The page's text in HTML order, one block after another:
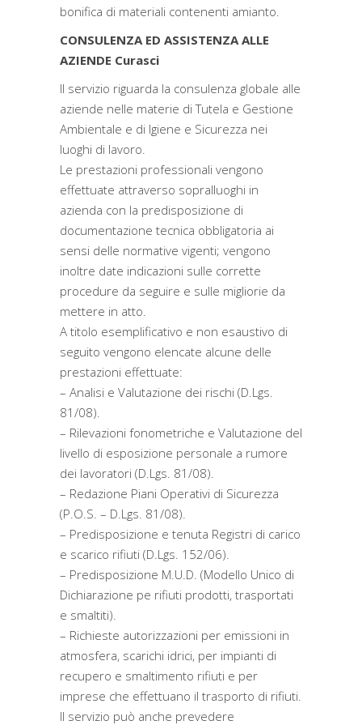
bonifica di materiali contenenti amianto.
CONSULENZA ED ASSISTENZA ALLE
AZIENDE Curasci
Il servizio riguarda la consulenza globale alle
aziende nelle materie di Tutela e Gestione
Ambientale e di Igiene e Sicurezza nei
luoghi di lavoro.
Le prestazioni professionali vengono
effettuate attraverso sopralluoghi in
azienda con la predisposizione di
documentazione tecnica obbligatoria ai
sensi delle normative vigenti; vengono
inoltre date indicazioni sulle corrette
procedure da seguire e sulle migliorie da
mettere in atto.
A titolo esemplificativo e non esaustivo di
seguito vengono elencate alcune delle
prestazioni effettuate:
– Analisi e Valutazione dei rischi (D.Lgs.
81/08).
– Rilevazioni fonometriche e Valutazione del
livello di esposizione personale a rumore
dei lavoratori (D.Lgs. 81/08).
– Redazione Piani Operativi di Sicurezza
(P.O.S. – D.Lgs. 81/08).
– Predisposizione e tenuta Registri di carico
e scarico rifiuti (D.Lgs. 152/06).
– Predisposizione M.U.D. (Modello Unico di
Dichiarazione pe rifiuti prodotti, trasportati
e smaltiti).
– Richieste autorizzazioni per emissioni in
atmosfera, scarichi idrici, per impianti di
recupero e smaltimento rifiuti e per
imprese che effettuano il trasporto di rifiuti.
Il servizio può anche prevedere